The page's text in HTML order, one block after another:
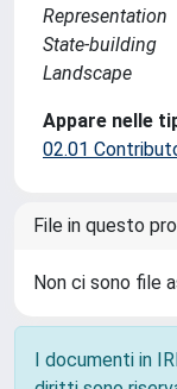
Representation
State-building
Landscape
Appare nelle
02.01
File in questo
Non ci sono file
I documenti in